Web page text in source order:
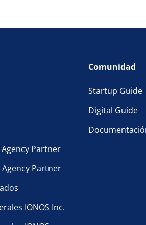
Partner
Partner
IONOS Inc.
Comunidad
Startup Guide
Digital Guide